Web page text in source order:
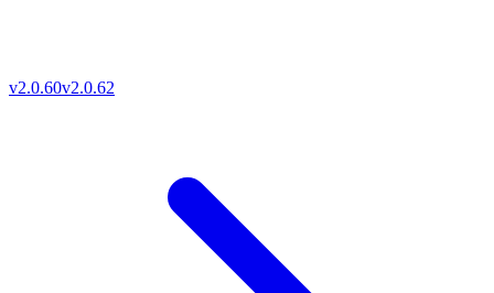
v2.0.60v2.0.62